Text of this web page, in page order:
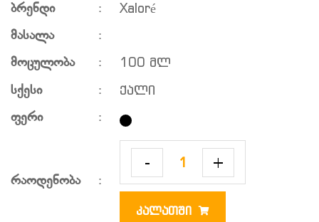
ბრენდი
:
Xaloré
მასალა
:
მოცულობა
:
100 მლ
სქესი
:
ქალი
ფერი
:
რაოდენობა :
- +
ᲙᲐᲚᲐᲗᲨᲘ